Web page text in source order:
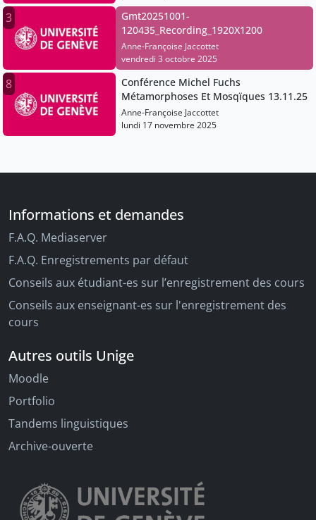
3
Gmt20251001-
120435_Recording_1920X1200
Anne-Françoise Jaccottet
vendredi 3 octobre 2025
8
Conférence Michel Fuchs
Métamorphoses Et Mosqïques 13.11.25
Anne-Françoise Jaccottet
lundi 17 novembre 2025
Informations et demandes
F.A.Q. Mediaserver
F.A.Q. Enregistrements par défaut
Conseils aux étudiant-es sur l’enregistrement des cours
Conseils aux enseignant-es sur l'enregistrement des
cours
Autres outils Unige
Moodle
Portfolio
Tandems linguistiques
Archive-ouverte